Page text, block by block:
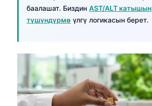
баалашат. Биздин AST/ALT катышын
түшүндүрмө үлгү логикасын берет.